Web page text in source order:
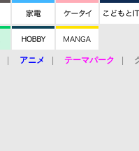
アニメ テーマパーク